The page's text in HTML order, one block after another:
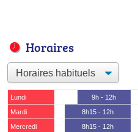
Horaires
Lundi 9h - 12h
Mardi
8h15 - 12h
Mercredi
8h15 - 12h